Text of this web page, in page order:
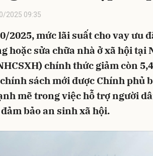
2025 09:35
2025, mức lãi suất cho vay ưu
hoặc sửa chữa nhà ở xã hội tại
chính thức giảm còn
sách mới được Chính phủ
mẽ trong việc hỗ trợ người
bảo an sinh xã hội.